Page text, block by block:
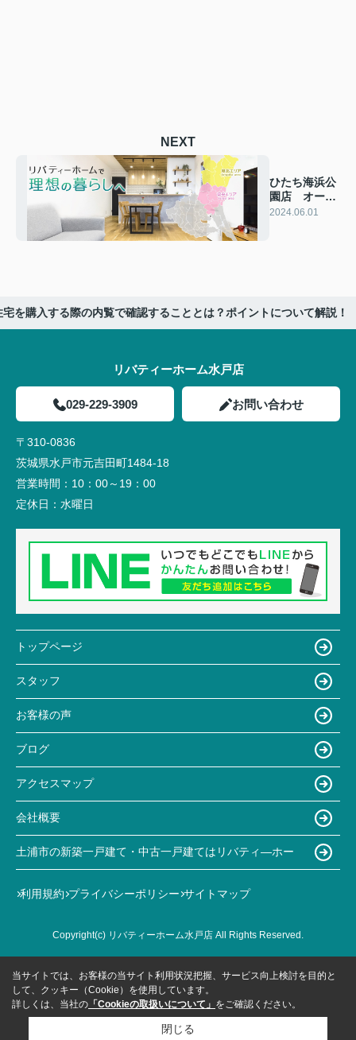
NEXT
ひたち海浜公
園店 オープ
ンいたしまし
2024.06.01
宅を購入する際の内覧で確認することとは？ポイントについて解説！
リバティーホーム水戸店
029-229-3909 お問い合わせ
〒310-0836
茨城県水戸市元吉田町1484-18
営業時間： 10：00～19：00
定休日： 水曜日
トップページ
スタッフ
お客様の声
ブログ
アクセスマップ
会社概要
土浦市の新築一戸建て・中古一戸建てはリバティ―ホー
利用規約 プライバシーポリシー サイトマップ
Copyright(c) リバティーホーム水戸店 All Rights Reserved.
当サイトでは、お客様の当サイト利用状況把握、サービス向上検討を目的と
して、クッキー（Cookie）を使用しています。
詳しくは、当社の 「Cookieの取扱いについて」 をご確認ください。
閉じる